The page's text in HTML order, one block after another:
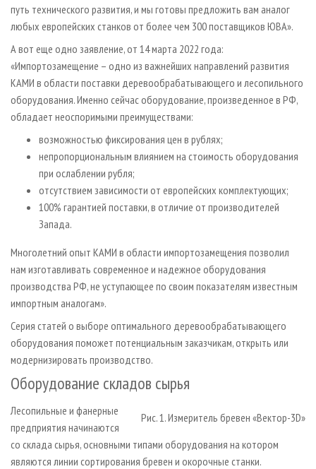
путь технического развития, и мы готовы предложить вам аналог
любых европейских станков от более чем 300 поставщиков ЮВА».
А вот еще одно заявление, от 14 марта 2022 года:
«Импортозамещение – одно из важнейших направлений развития
КАМИ в области поставки деревообрабатывающего и лесопильного
оборудования. Именно сейчас оборудование, произведенное в РФ,
обладает неоспоримыми преимуществами:
возможностью фиксирования цен в рублях;
непропорциональным влиянием на стоимость оборудования
при ослаблении рубля;
отсутствием зависимости от европейских комплектующих;
100% гарантией поставки, в отличие от производителей
Запада.
Многолетний опыт КАМИ в области импортозамещения позволил
нам изготавливать современное и надежное оборудования
производства РФ, не уступающее по своим показателям известным
импортным аналогам».
Серия статей о выборе оптимального деревообрабатывающего
оборудования поможет потенциальным заказчикам, открыть или
модернизировать производство.
Оборудование складов сырья
Рис. 1. Измеритель бревен «Вектор-3D»
Лесопильные и фанерные
предприятия начинаются
со склада сырья, основными типами оборудования на котором
являются линии сортирования бревен и окорочные станки.